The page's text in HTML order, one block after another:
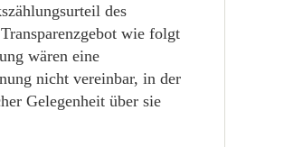
des
wie folgt
wären eine
nicht vereinbar, in der
Gelegenheit über sie